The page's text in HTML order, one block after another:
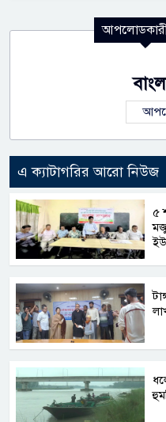
এ ক্যাটাগরির আরো নিউজ
৫